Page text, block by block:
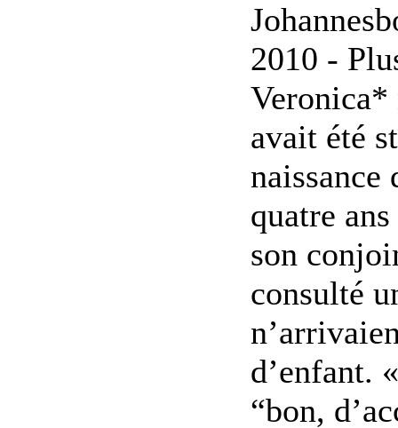
2010 -
Veronica*
avait été
naissance
quatre
son
consulté
d’enfant.
“bon,